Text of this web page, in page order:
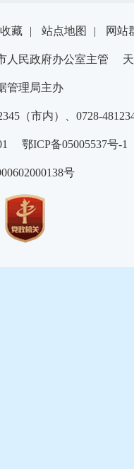
藏 | 站点地图 | 网站
民政府办公室主管 天
管理局主办
（市内）、0728-
鄂ICP备05005537号
号